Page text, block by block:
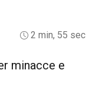
2 min, 55 sec
minacce e